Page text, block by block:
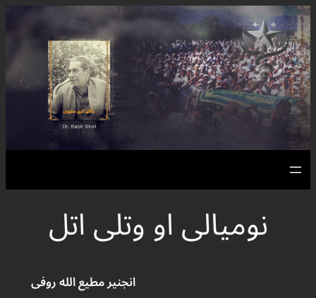
Skip
to
content
نومیالی او وتلی اتل
انجنیر مطیع الله روفی